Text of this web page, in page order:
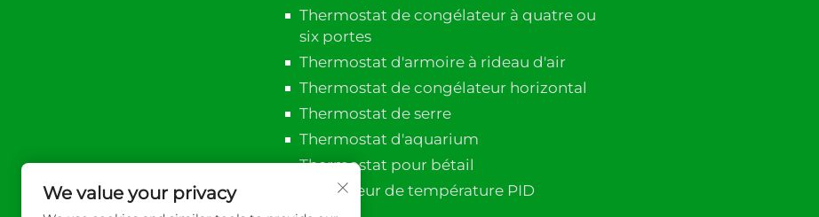
Thermostat de congélateur à quatre ou
six portes
Thermostat d'armoire à rideau d'air
Thermostat de congélateur horizontal
Thermostat de serre
Thermostat d'aquarium
Thermostat pour bétail
Contrôleur de température PID
We value your privacy